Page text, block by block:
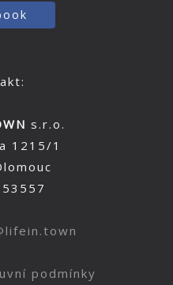
s.r.o.
1215/1
podmínky